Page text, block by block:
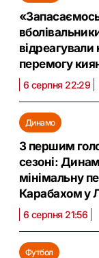
перемогу
6 серпня 22:29
Динамо
З першим
сезоні:
мінімальну
Карабахом у
6 серпня 21:56
Футбол